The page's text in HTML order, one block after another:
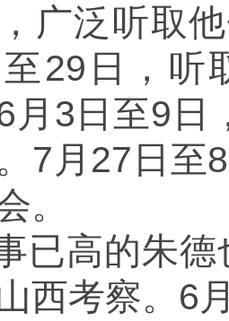
广泛听取
29日，听
月3日至9日
7月27日至
。
已高的朱
西考察。6